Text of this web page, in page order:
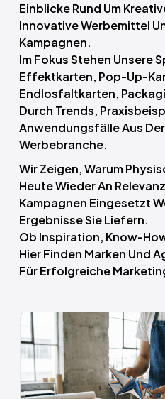
Einblicke Rund Um
Innovative Werbemittel
Kampagnen.
Im Fokus Stehen Unsere
Effektkarten, Pop-Up-
Endlosfaltkarten,
Durch Trends,
Anwendungsfälle Aus
Werbebranche.
Wir Zeigen, Warum
Heute Wieder An
Kampagnen Eingesetzt
Ergebnisse Sie Liefern.
Ob Inspiration, Know-
Hier Finden Marken Und
Für Erfolgreiche